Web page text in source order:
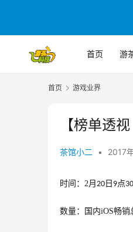
首页 游
首页 游戏业界
【榜单透
茶馆小二 • 2017
时间： 2月 20 日 9点30
数量：国内iOS畅销